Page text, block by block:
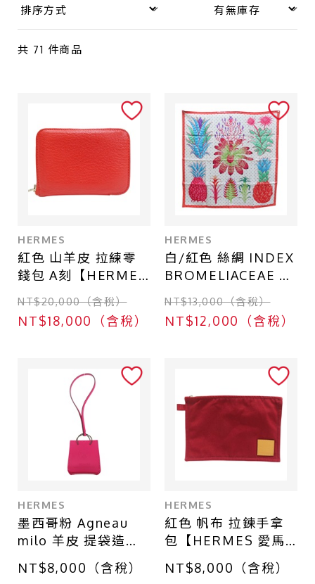
手錶
品牌珠寶
商品等級
近全新
九成新
六成新
台北 - 台北本店
台北 - 台北本店-別館
台北 - 中山店
台北 - 南港CITY LINK店
台中 - 中友百貨店
共 71 件商品
HERMES
紅色 山羊皮 拉練零
錢包 A刻【HERMES
NT$20,000（含稅）
NT$18,000（含稅）
HERMES
白/紅色 絲綢 INDEX
BROMELIACEAE 方
90x90【HERMES
愛馬仕】 003801S
NT$13,000（含稅）
NT$12,000（含稅）
HERMES
墨西哥粉 Agneau
milo 羊皮 提袋造型
Sac Orange 掛飾
【HERMES 愛馬
NT$8,000（含稅）
HERMES
紅色 帆布 拉鍊手拿
包【HERMES 愛馬
仕】
NT$8,000（含稅）